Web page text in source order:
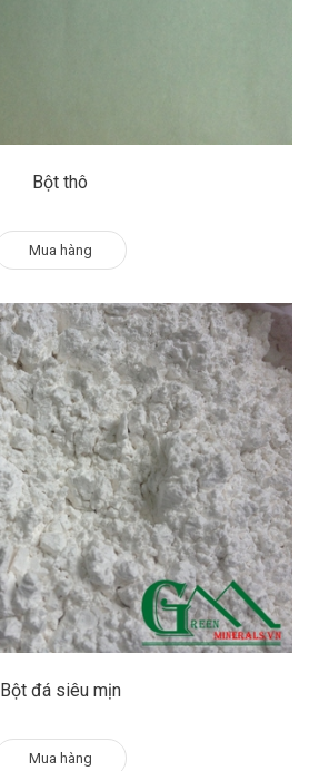
Bột thô
Mua hàng
Bột đá siêu mịn
Mua hàng